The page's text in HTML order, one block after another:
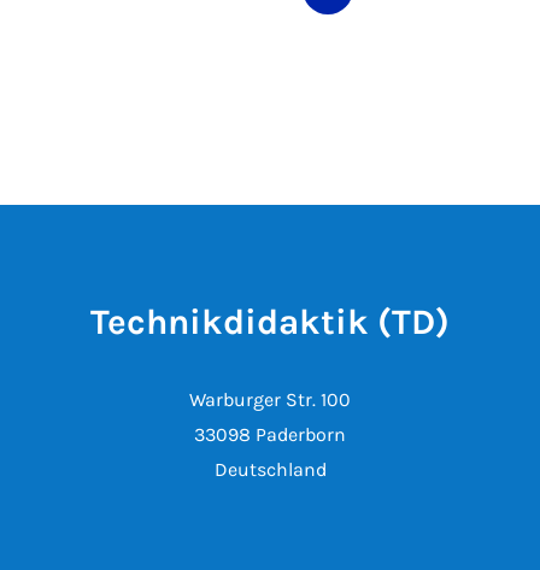
Technikdidaktik (TD)
Warburger Str. 100
33098 Paderborn
Deutschland